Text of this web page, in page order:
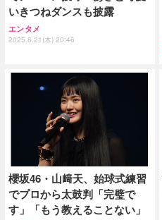
いきつねダンスも披露
エンタメ
2025.8.21(木) 20:46
櫻坂46・山﨑天、始球式練習
でプロから太鼓判「完璧で
す」「もう教えることない」